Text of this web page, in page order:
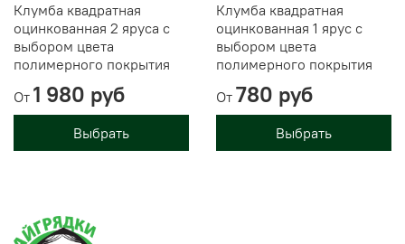
Клумба квадратная
оцинкованная 2 яруса с
выбором цвета
полимерного покрытия
От 1 980 руб
Выбрать
Клумба квадратная
оцинкованная 1 ярус с
выбором цвета
полимерного покрытия
От 780 руб
Выбрать